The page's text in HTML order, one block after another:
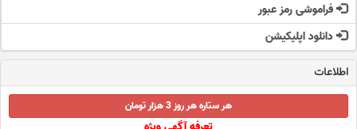
فراموشی رمز عبور
دانلود اپلیکیشن
اطلاعات
هر ستاره هر روز 3 هزار تومان